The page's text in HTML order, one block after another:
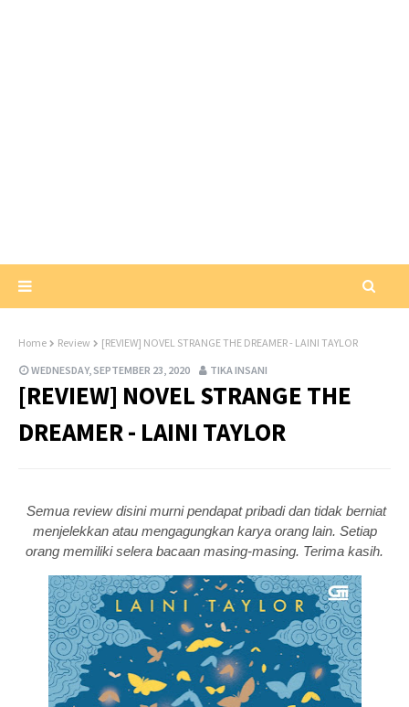
Home Review
[REVIEW] NOVEL STRANGE THE DREAMER - LAINI TAYLOR
WEDNESDAY, SEPTEMBER 23, 2020
TIKA INSANI
[REVIEW] NOVEL STRANGE THE
DREAMER - LAINI TAYLOR
Semua review disini murni pendapat pribadi dan tidak berniat
menjelekkan atau mengagungkan karya orang lain. Setiap
orang memiliki selera bacaan masing-masing. Terima kasih.